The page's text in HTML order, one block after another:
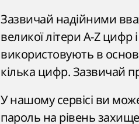
Зазвичай надійними
великої літери A-Z цифр
використовують в
кілька цифр. Зазвичай
У нашому сервісі ви
пароль на рівень